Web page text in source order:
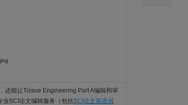
还能让Tissue Engineering Part A编辑和审
业SCI论文编辑服务（包括SCI论文英语润